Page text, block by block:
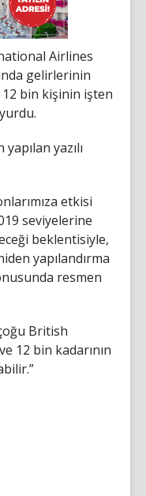
Airlines
gelirlerinin
12 bin kişinin işten
yazılı
etkisi
seviyelerine
beklentisiyle,
yapılandırma
resmen
British
12 bin kadarının